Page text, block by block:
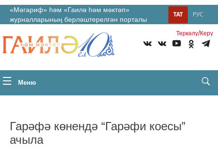
«Мәгариф» һәм «Гаилә һәм мәктәп»
журналларының берләштерелгән порталы
РУС
ТАТ
Теркəлү/Керү
Меню
Гарәфә көнендә “Гарәфи коесы”
ачыла